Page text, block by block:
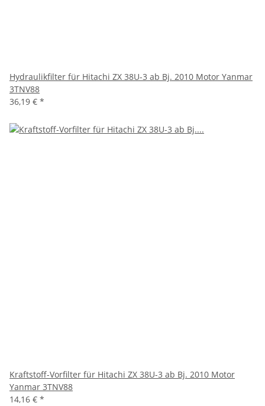
Hydraulikfilter für Hitachi ZX 38U-3 ab Bj. 2010 Motor Yanmar
3TNV88
36,19 € *
Kraftstoff-Vorfilter für Hitachi ZX 38U-3 ab Bj. 2010 Motor
Yanmar 3TNV88
14,16 € *